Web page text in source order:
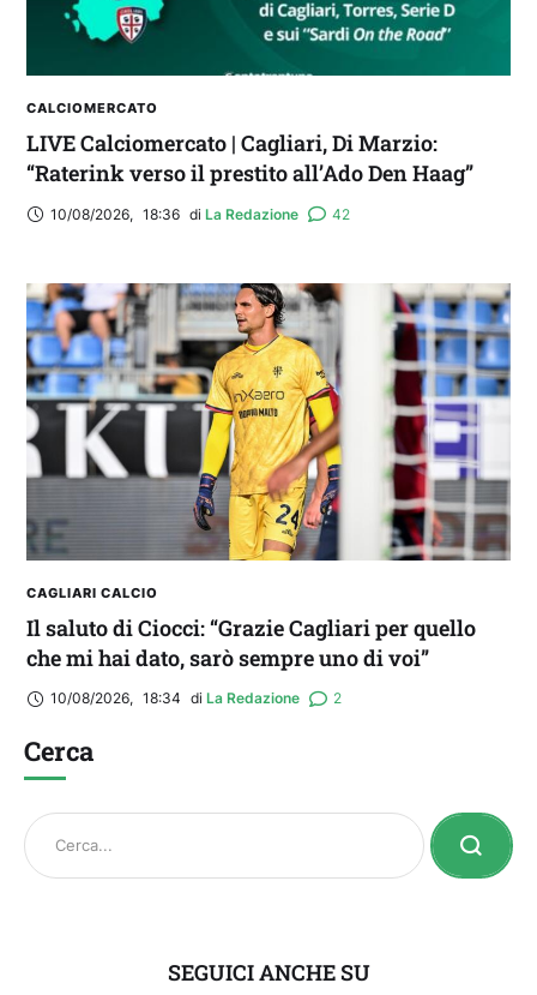
CALCIOMERCATO
LIVE Calciomercato | Cagliari, Di Marzio:
“Raterink verso il prestito all’Ado Den Haag”
10/08/2026, 18:36 di La Redazione 42
CAGLIARI CALCIO
Il saluto di Ciocci: “Grazie Cagliari per quello
che mi hai dato, sarò sempre uno di voi”
10/08/2026, 18:34 di La Redazione 2
Cerca
SEGUICI ANCHE SU